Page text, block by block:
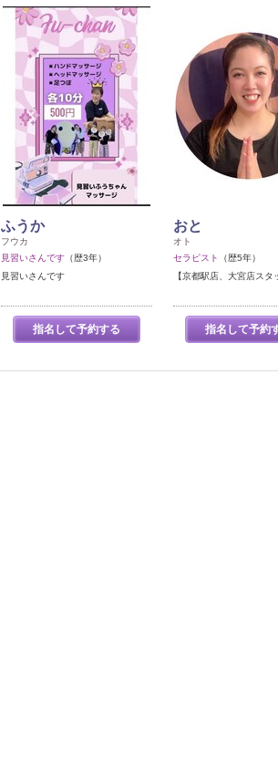
ふうか
フウカ
見習いさんです（歴3年）
見習いさんです
指名して予約する
おと
オト
セラピスト
（歴5年）
【京都駅店、大宮店スタ
指名して予約